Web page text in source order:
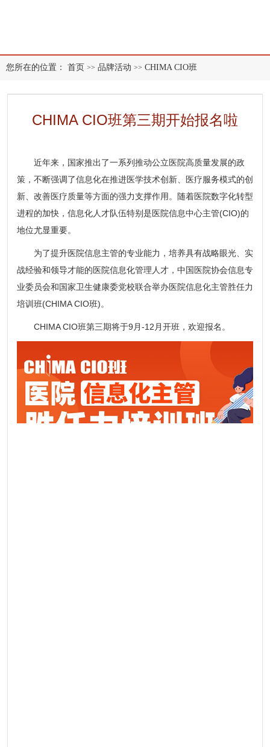
您所在的位置： 首页 >> 品牌活动 >> CHIMA CIO班
CHIMA CIO班第三期开始报名啦
近年来，国家推出了一系列推动公立医院高质量发展的政
策，不断强调了信息化在推进医学技术创新、医疗服务模式的创
新、改善医疗质量等方面的强力支撑作用。随着医院数字化转型
进程的加快，信息化人才队伍特别是医院信息中心主管(CIO)的
地位尤显重要。
为了提升医院信息主管的专业能力，培养具有战略眼光、实
战经验和领导才能的医院信息化管理人才，中国医院协会信息专
业委员会和国家卫生健康委党校联合举办医院信息化主管胜任力
培训班(CHIMA CIO班)。
CHIMA CIO班第三期将于9月-12月开班，欢迎报名。